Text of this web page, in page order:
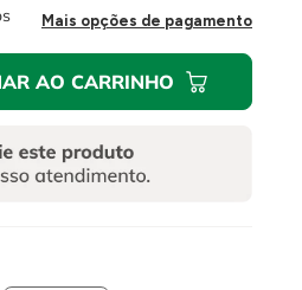
Mais opções de pagamento
AO CARRINHO